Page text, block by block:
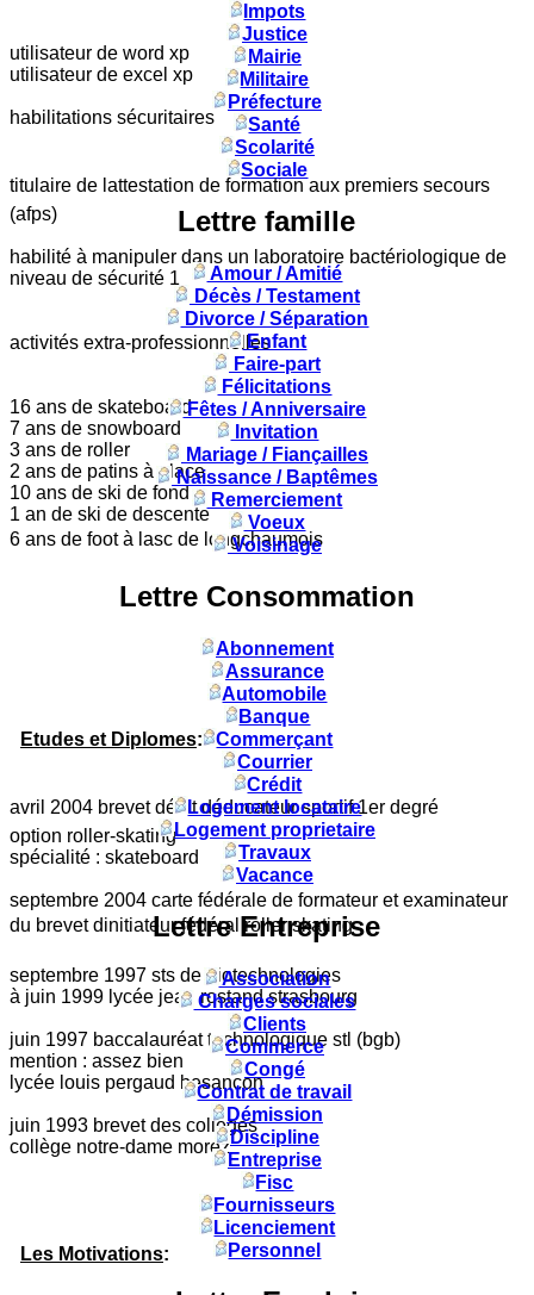
utilisateur de word xp
utilisateur de excel xp
habilitations sécuritaires
titulaire de lattestation de formation aux premiers secours
(afps)
habilité à manipuler dans un laboratoire bactériologique de
niveau de sécurité 1
activités extra-professionnelles
16 ans de skateboard
7 ans de snowboard
3 ans de roller
2 ans de patins à glace
10 ans de ski de fond
1 an de ski de descente
6 ans de foot à lasc de longchaumois
Etudes et Diplomes:
avril 2004 brevet détat déducateur sportif 1er degré
option roller-skating
spécialité : skateboard
septembre 2004 carte fédérale de formateur et examinateur
du brevet dinitiateur fédéral roller skating
septembre 1997 sts de biotechnologies
à juin 1999 lycée jean rostand strasbourg
juin 1997 baccalauréat technologique stl (bgb)
mention : assez bien
lycée louis pergaud besancon
juin 1993 brevet des collèges
collège notre-dame morez
Les Motivations:
Impots
Justice
Mairie
Militaire
Préfecture
Santé
Scolarité
Sociale
Lettre famille
Amour / Amitié
Décès / Testament
Divorce / Séparation
Enfant
Faire-part
Félicitations
Fêtes / Anniversaire
Invitation
Mariage / Fiançailles
Naissance / Baptêmes
Remerciement
Voeux
Voisinage
Lettre Consommation
Abonnement
Assurance
Automobile
Banque
Commerçant
Courrier
Crédit
Logement locataire
Logement proprietaire
Travaux
Vacance
Lettre Entreprise
Association
Charges sociales
Clients
Commerce
Congé
Contrat de travail
Démission
Discipline
Entreprise
Fisc
Fournisseurs
Licenciement
Personnel